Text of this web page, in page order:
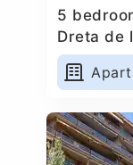
5
Dreta de